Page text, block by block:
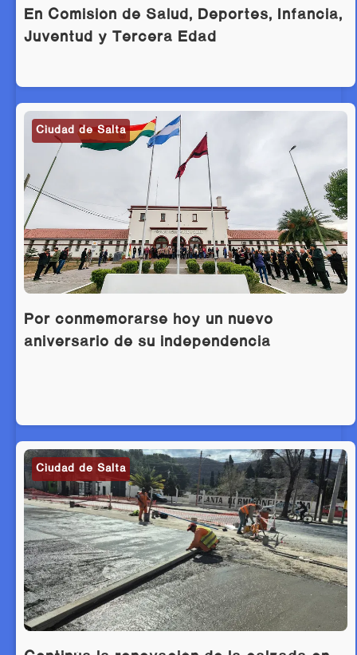
En Comisión de Salud, Deportes, Infancia,
Juventud y Tercera Edad
Ciudad de Salta
Por conmemorarse hoy un nuevo
aniversario de su independencia
Ciudad de Salta